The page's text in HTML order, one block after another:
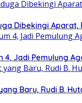
Dibekingi
4, Jadi Pemulung
Baru, Rudi B.